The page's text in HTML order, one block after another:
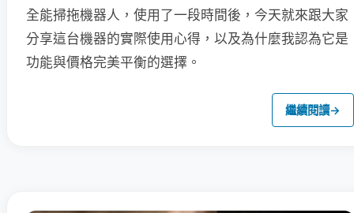
全能掃拖機器人，使用了一段時間後，今天就來跟大家
分享這台機器的實際使用心得，以及為什麼我認為它是
功能與價格完美平衡的選擇。
繼續閱讀→